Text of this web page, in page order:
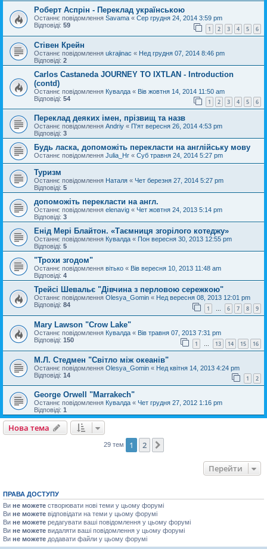
Роберт Аспрін - Переклад українською
Останнє повідомлення Savama « Сер грудня 24, 2014 3:59 pm
Відповіді: 59 1 2 3 4 5 6
Стівен Крейн
Останнє повідомлення ukrajinac « Нед грудня 07, 2014 8:46 pm
Відповіді: 2
Carlos Castaneda JOURNEY TO IXTLAN - Introduction
(contd)
Останнє повідомлення Кувалда « Вів жовтня 14, 2014 11:50 am
Відповіді: 54 1 2 3 4 5 6
Переклад деяких імен, прізвищ та назв
Останнє повідомлення Andriy « П'ят вересня 26, 2014 4:53 pm
Відповіді: 3
Будь ласка, допоможіть перекласти на англійську мову
Останнє повідомлення Julia_Hr « Суб травня 24, 2014 5:27 pm
Туризм
Останнє повідомлення Наталя « Чет березня 27, 2014 5:27 pm
Відповіді: 5
допоможіть перекласти на англ.
Останнє повідомлення elenavig « Чет жовтня 24, 2013 5:14 pm
Відповіді: 3
Енід Мері Блайтон. «Таємниця згорілого котеджу»
Останнє повідомлення Кувалда « Пон вересня 30, 2013 12:55 pm
Відповіді: 5
"Трохи згодом"
Останнє повідомлення вітько « Вів вересня 10, 2013 11:48 am
Відповіді: 4
Трейсі Шевальє "Дівчина з перловою сережкою"
Останнє повідомлення Olesya_Gomin « Нед вересня 08, 2013 12:01 pm
Відповіді: 84 1 … 6 7 8 9
Mary Lawson "Crow Lake"
Останнє повідомлення Кувалда « Вів травня 07, 2013 7:31 pm
Відповіді: 150 1 … 13 14 15 16
М.Л. Стедмен "Світло між океанів"
Останнє повідомлення Olesya_Gomin « Нед квітня 14, 2013 4:24 pm
Відповіді: 14 1 2
George Orwell "Marrakech"
Останнє повідомлення Кувалда « Чет грудня 27, 2012 1:16 pm
Відповіді: 1
Нова тема
29 тем 1 2
Перейти
ПРАВА ДОСТУПУ
Ви не можете створювати нові теми у цьому форумі
Ви не можете відповідати на теми у цьому форумі
Ви не можете редагувати ваші повідомлення у цьому форумі
Ви не можете видаляти ваші повідомлення у цьому форумі
Ви не можете додавати файли у цьому форумі